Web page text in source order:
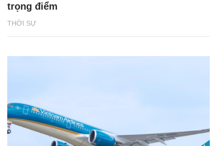
THỜI SỰ
trọng điểm